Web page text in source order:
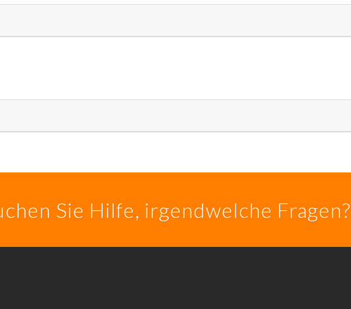
Sie Hilfe, irgendwelche Fragen?